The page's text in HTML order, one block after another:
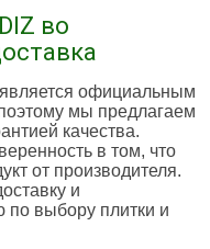
во
официальным
мы предлагаем
качества.
в том, что
от производителя.
и
по выбору плитки и